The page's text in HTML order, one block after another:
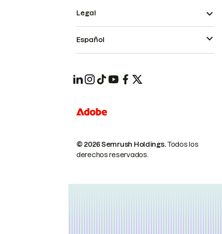
© 2026 Semrush Holdings.Todos los
derechos reservados.
Legal
Español